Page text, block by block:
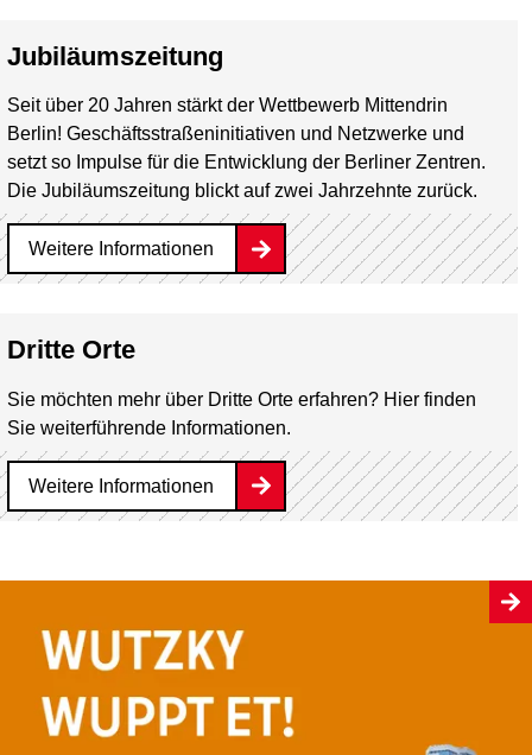
Jubiläumszeitung
Seit über 20 Jahren stärkt der Wettbewerb Mittendrin
Berlin! Geschäftsstraßeninitiativen und Netzwerke und
setzt so Impulse für die Entwicklung der Berliner Zentren.
Die Jubiläumszeitung blickt auf zwei Jahrzehnte zurück.
Weitere Informationen
Dritte Orte
Sie möchten mehr über Dritte Orte erfahren? Hier finden
Sie weiterführende Informationen.
Weitere Informationen